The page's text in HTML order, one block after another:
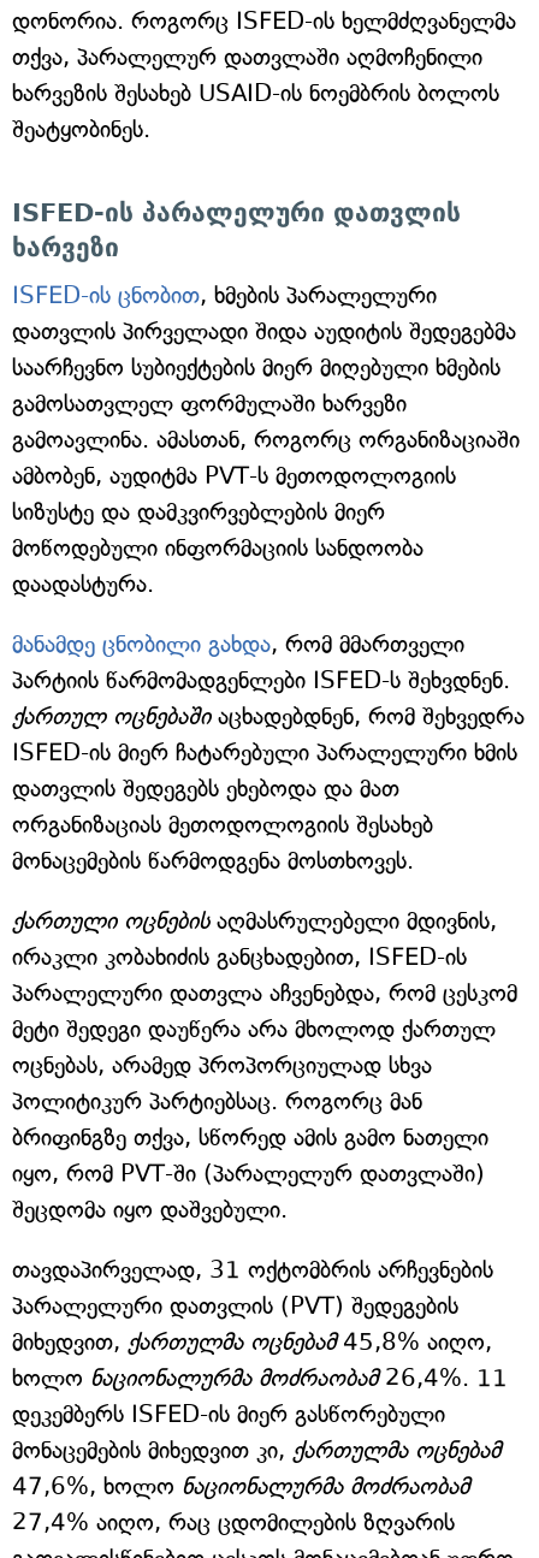
დონორია. როგორც ISFED-ის ხელმძღვანელმა
თქვა, პარალელურ დათვლაში აღმოჩენილი
ხარვეზის შესახებ USAID-ის ნოემბრის ბოლოს
შეატყობინეს.
ISFED-ის პარალელური დათვლის
ხარვეზი
ISFED-ის ცნობით, ხმების პარალელური
დათვლის პირველადი შიდა აუდიტის შედეგებმა
საარჩევნო სუბიექტების მიერ მიღებული ხმების
გამოსათვლელ ფორმულაში ხარვეზი
გამოავლინა. ამასთან, როგორც ორგანიზაციაში
ამბობენ, აუდიტმა PVT-ს მეთოდოლოგიის
სიზუსტე და დამკვირვებლების მიერ
მოწოდებული ინფორმაციის სანდოობა
დაადასტურა.
მანამდე ცნობილი გახდა, რომ მმართველი
პარტიის წარმომადგენლები ISFED-ს შეხვდნენ.
ქართულ ოცნებაშიაცხადებდნენ, რომ შეხვედრა
ISFED-ის მიერ ჩატარებული პარალელური ხმის
დათვლის შედეგებს ეხებოდა და მათ
ორგანიზაციას მეთოდოლოგიის შესახებ
მონაცემების წარმოდგენა მოსთხოვეს.
ქართული ოცნების აღმასრულებელი მდივნის,
ირაკლი კობახიძის განცხადებით, ISFED-ის
პარალელური დათვლა აჩვენებდა, რომ ცესკომ
მეტი შედეგი დაუწერა არა მხოლოდ ქართულ
ოცნებას, არამედ პროპორციულად სხვა
პოლიტიკურ პარტიებსაც. როგორც მან
ბრიფინგზე თქვა, სწორედ ამის გამო ნათელი
იყო, რომ PVT-ში (პარალელურ დათვლაში)
შეცდომა იყო დაშვებული.
თავდაპირველად, 31 ოქტომბრის არჩევნების
პარალელური დათვლის (PVT) შედეგების
მიხედვით, ქართულმა ოცნებამ45,8% აიღო,
ხოლო ნაციონალურმა მოძრაობამ26,4%. 11
დეკემბერს ISFED-ის მიერ გასწორებული
მონაცემების მიხედვით კი, ქართულმა ოცნებამ
47,6%, ხოლო ნაციონალურმა მოძრაობამ
27,4% აიღო, რაც ცდომილების ზღვარის